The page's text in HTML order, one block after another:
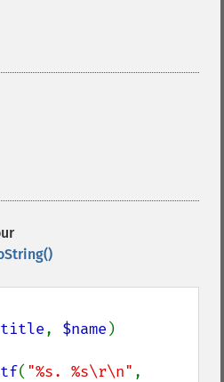
, $name )
( "%s. %s\r\n"